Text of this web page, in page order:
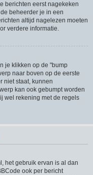
berichten eerst nagekeken
beheerder je in een
altijd nagelezen moeten
verdere informatie.
je klikken op de "bump
naar boven op de eerste
niet staat, kunnen
kan ook gebumpt worden
wel rekening met de regels
het gebruik ervan is al dan
ook per bericht